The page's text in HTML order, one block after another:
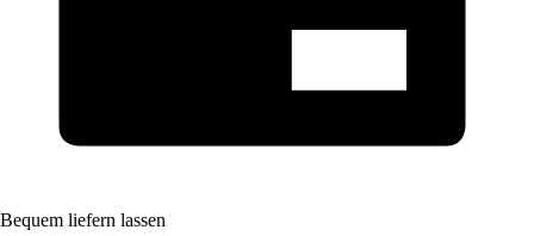
Bequem liefern lassen